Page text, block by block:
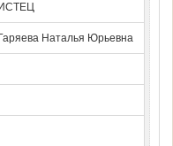
ИСТЕЦ
Гаряева Наталья Юрьевна